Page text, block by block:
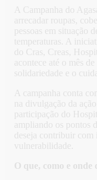
A Campanha do
arrecadar roupas,
pessoas em situação
temperaturas. A
do Cras, Creas,
acontece até o mês
solidariedade e o
A campanha conta
na divulgação da
participação do
ampliando os pontos
deseja contribuir com
vulnerabilidade.
O que, como e onde